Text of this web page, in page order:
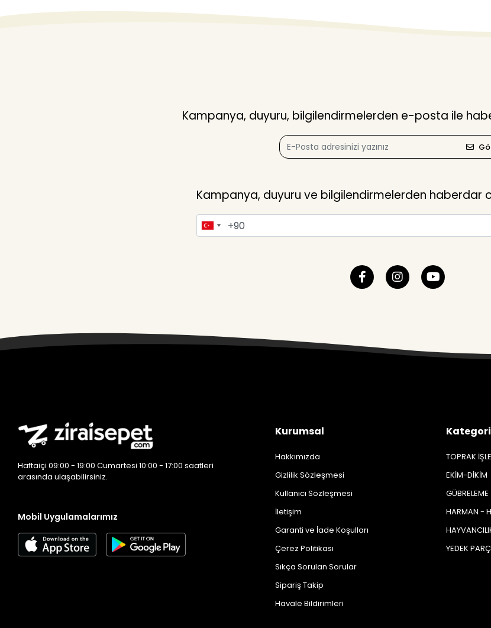
Kampanya, duyuru, bilgilendirmelerden e-posta ile
Kampanya, duyuru ve bilgilendirmelerden haberdar
Haftaiçi 09:00 - 19:00 Cumartesi 10:00 - 17:00 saatleri
arasında ulaşabilirsiniz.
Mobil Uygulamalarımız
Kurumsal
Hakkımızda
Gizlilik Sözleşmesi
Kullanıcı Sözleşmesi
İletişim
Garanti ve İade Koşulları
Çerez Politikası
Sıkça Sorulan Sorular
Sipariş Takip
Havale Bildirimleri
TOPRAK
EKİM-DİKİM
HARMAN -
YEDEK